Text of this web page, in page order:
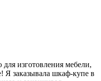
изготовления мебели,
Я заказывала шкаф-купе в